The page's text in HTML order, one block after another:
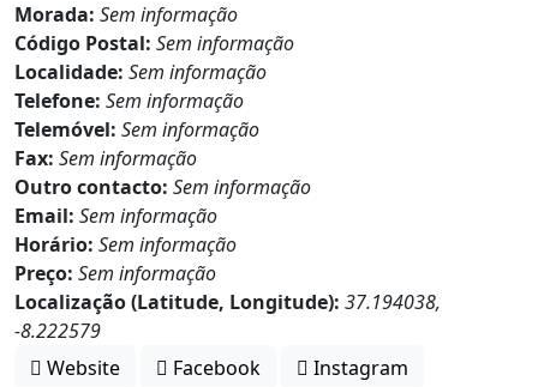
Morada: Sem informação
Código Postal: Sem informação
Localidade: Sem informação
Telefone: Sem informação
Telemóvel: Sem informação
Fax: Sem informação
Outro contacto: Sem informação
Email: Sem informação
Horário: Sem informação
Preço: Sem informação
Localização (Latitude, Longitude): 37.194038,
-8.222579
Website
Facebook Instagram